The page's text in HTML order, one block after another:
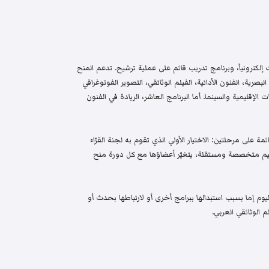
وبرنامج تدريب قائم على عملية ترشيح. تدعم المنح
الفنون الأدائية، الفيلم الوثائقي، التصوير الفوتوغرافي
والسينما. أما البرنامج العاشر، الريادة في الفنون
قائمة على مرحلتين: الاختيار الأولي الذي تقوم به لجنة القرّاء
متخصصة ومستقلة، يتغيّر أعضاؤها مع كل دورة منح
إما بسبب استبدالها ببرامج أخرى أو لارتباطها بحدث أو
الوثائقي العربي.